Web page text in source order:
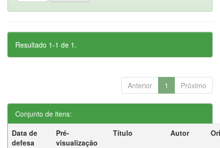
Resultado 1-1 de 1.
Anterior 1 Próximo
Conjunto de itens:
Data de
defesa
Pré-
visualização
Título Autor